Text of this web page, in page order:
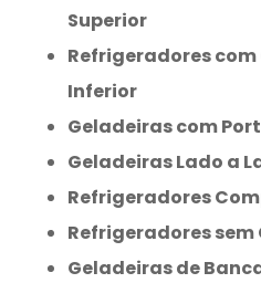
Superior
Refrigeradores
Inferior
Geladeiras com
Geladeiras Lado a
Refrigeradores
Refrigeradores
Geladeiras de